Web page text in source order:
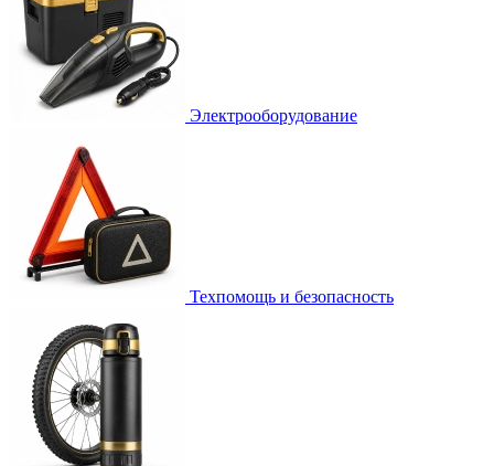
Электрооборудование
Техпомощь и безопасность